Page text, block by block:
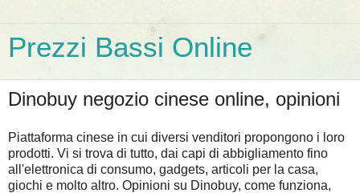
Prezzi Bassi Online
Dinobuy negozio cinese online, opinioni
Piattaforma cinese in cui diversi venditori propongono i loro
prodotti. Vi si trova di tutto, dai capi di abbigliamento fino
all'elettronica di consumo, gadgets, articoli per la casa,
giochi e molto altro. Opinioni su Dinobuy, come funziona,